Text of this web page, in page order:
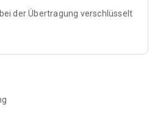
der Übertragung verschlüsselt